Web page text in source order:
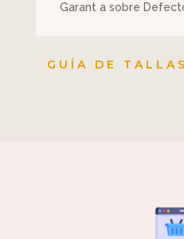
Garant a sobre
GUÍA DE TALLAS